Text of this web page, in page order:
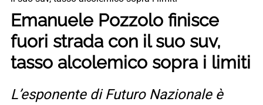
Emanuele Pozzolo finisce
fuori strada con il suo suv,
tasso alcolemico sopra i limiti
L’esponente di Futuro Nazionale è